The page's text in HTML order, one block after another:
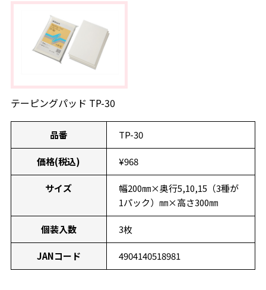
テーピングパッド TP-30
品番 TP-30
価格(税込) ¥968
サイズ
幅200㎜×奥行5,10,15（3種が
1パック）㎜×高さ300㎜
個装入数 3枚
JANコード 4904140518981